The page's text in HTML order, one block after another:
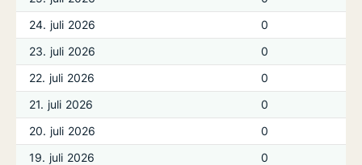
24. juli 2026
0
23. juli 2026
0
22. juli 2026
0
21. juli 2026
0
20. juli 2026
0
19. juli 2026
0